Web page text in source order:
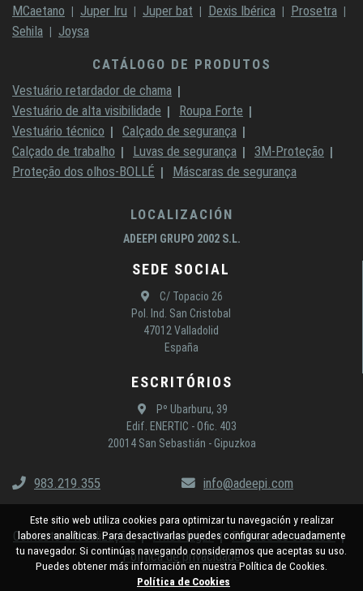
MCaetano
Juper Iru Juper bat Dexis Ibérica
Prosetra
Sehila
Joysa
CATÁLOGO DE PRODUTOS
Vestuário retardador de chama
Vestuário de alta visibilidade
Roupa Forte
Vestuário técnico
Calçado de segurança
Calçado de trabalho
Luvas de segurança
3M-Proteção
Proteção dos olhos-BOLLÉ
Máscaras de segurança
LOCALIZACIÓN
ADEEPI GRUPO 2002 S.L.
SEDE SOCIAL
C/ Topacio 26
Pol. Ind. San Cristobal
47012 Valladolid
España
ESCRITÓRIOS
Pº Ubarburu, 39
Edif. ENERTIC - Ofic. 403
20014 San Sebastián - Gipuzkoa
983.219.355 info@adeepi.com
Contacto e localização Aviso legal
Política de cookies
Política de privacidade
Este sitio web utiliza cookies para optimizar tu navegación y realizar
labores analíticas. Para desactivarlas puedes configurar adecuadamente
tu navegador. Si continúas navegando consideramos que aceptas su uso.
Puedes obtener más información en nuestra Política de Cookies.
Política de Cookies